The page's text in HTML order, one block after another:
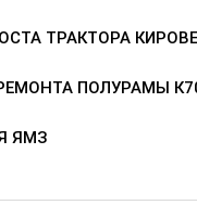
ТРАКТОРА
ПОЛУРАМЫ
ЯМЗ